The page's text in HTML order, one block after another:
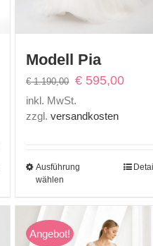
Modell Pia
€1.190,00 Ursprünglicher
€ 595,00
inkl. MwSt.
zzgl.versandkosten
Ausführung
wählen
Angebot!